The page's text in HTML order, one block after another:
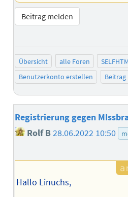
Beitrag melden
Übersicht alle Foren
Benutzerkonto erstellen
Registrierung gegen
Rolf B28.06.2022 10:50
Hallo Linuchs,